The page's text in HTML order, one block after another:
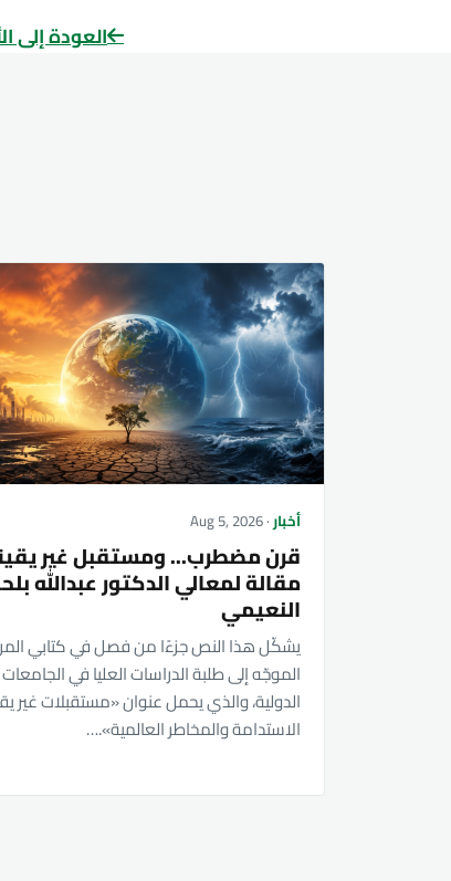
العودة إلى
أخبار· Aug 5, 2026
قرن مضطرب... ومستقبل غير
مقالة لمعالي الدكتور عبدالله
النعيمي
يشكّل هذا النص جزءًا من فصل في كتابي
الموجّه إلى طلبة الدراسات العليا في الجامعات
الدولية، والذي يحمل عنوان «مستقبلات غير
الاستدامة والمخاطر العالمية».…